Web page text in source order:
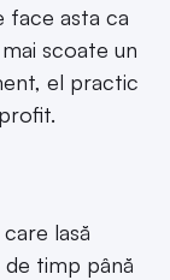
face asta ca
scoate un
el practic
lasă
de timp până